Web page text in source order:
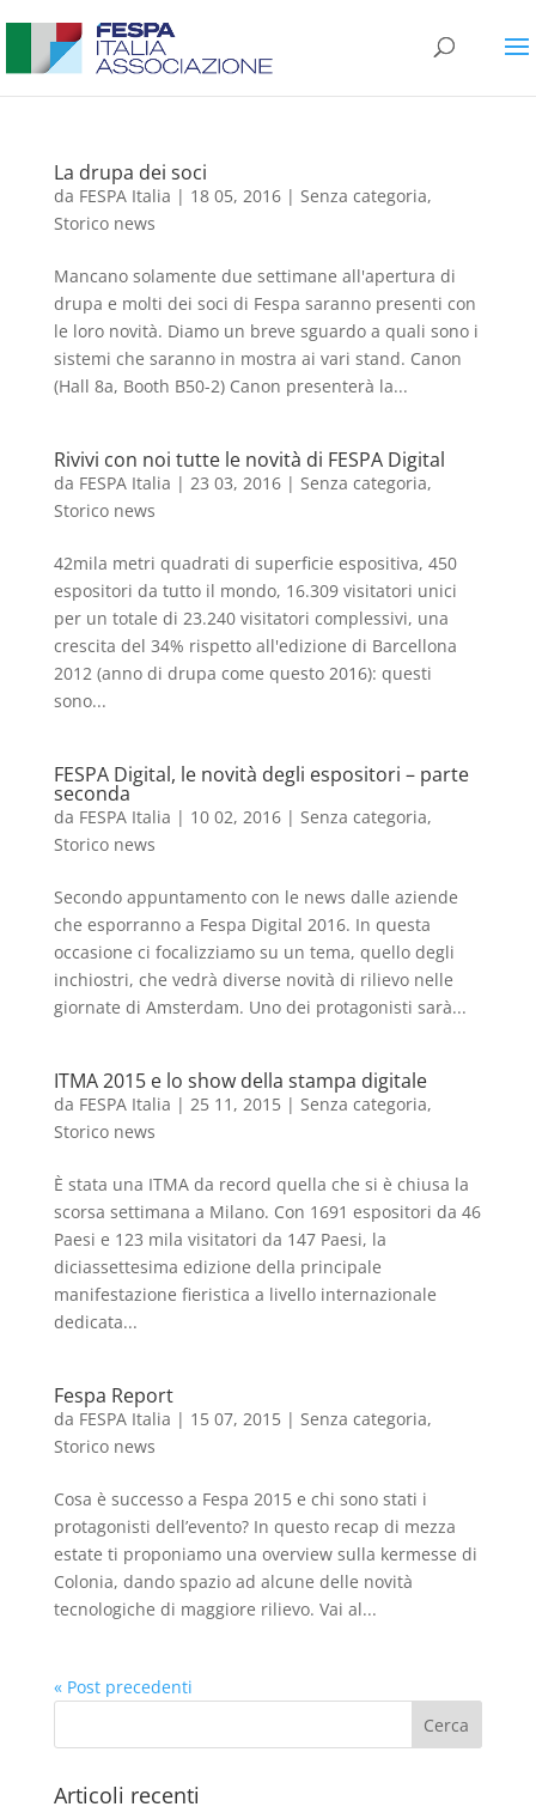
La drupa dei soci
da FESPA Italia | 18 05, 2016| Senza categoria,
Storico news
Mancano solamente due settimane all'apertura di
drupa e molti dei soci di Fespa saranno presenti con
le loro novità. Diamo un breve sguardo a quali sono i
sistemi che saranno in mostra ai vari stand. Canon
(Hall 8a, Booth B50-2) Canon presenterà la...
Rivivi con noi tutte le novità di FESPA Digital
da FESPA Italia | 23 03, 2016| Senza categoria,
Storico news
42mila metri quadrati di superficie espositiva, 450
espositori da tutto il mondo, 16.309 visitatori unici
per un totale di 23.240 visitatori complessivi, una
crescita del 34% rispetto all'edizione di Barcellona
2012 (anno di drupa come questo 2016): questi
sono...
FESPA Digital, le novità degli espositori – parte
seconda
da FESPA Italia | 10 02, 2016| Senza categoria,
Storico news
Secondo appuntamento con le news dalle aziende
che esporranno a Fespa Digital 2016. In questa
occasione ci focalizziamo su un tema, quello degli
inchiostri, che vedrà diverse novità di rilievo nelle
giornate di Amsterdam. Uno dei protagonisti sarà...
ITMA 2015 e lo show della stampa digitale
da FESPA Italia | 25 11, 2015| Senza categoria,
Storico news
È stata una ITMA da record quella che si è chiusa la
scorsa settimana a Milano. Con 1691 espositori da 46
Paesi e 123 mila visitatori da 147 Paesi, la
diciassettesima edizione della principale
manifestazione fieristica a livello internazionale
dedicata...
Fespa Report
da FESPA Italia | 15 07, 2015| Senza categoria,
Storico news
Cosa è successo a Fespa 2015 e chi sono stati i
protagonisti dell’evento? In questo recap di mezza
estate ti proponiamo una overview sulla kermesse di
Colonia, dando spazio ad alcune delle novità
tecnologiche di maggiore rilievo. Vai al...
« Post precedenti
Articoli recenti